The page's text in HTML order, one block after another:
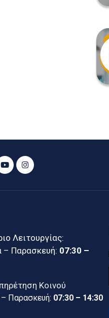
Λειτουργίας:
– Παρασκευή: 07:30 –
Κοινού
Παρασκευή: 07:30 – 14:30